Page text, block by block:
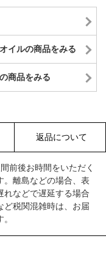
イルの商品をみる
商品をみる
返品について
前後お時間をいただく
。離島などの場合、表
れなどで遅延する場合
ど税関混雑時は、お届